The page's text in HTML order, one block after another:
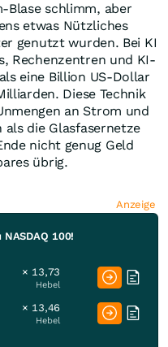
schlimm, aber
etwas Nützliches
genutzt wurden. Bei KI
Rechenzentren und KI-
eine Billion US-Dollar
Diese Technik
an Strom und
die Glasfasernetze
nicht genug Geld
übrig.
Anzeige
100!
× 13,73
Hebel
× 13,46
Hebel